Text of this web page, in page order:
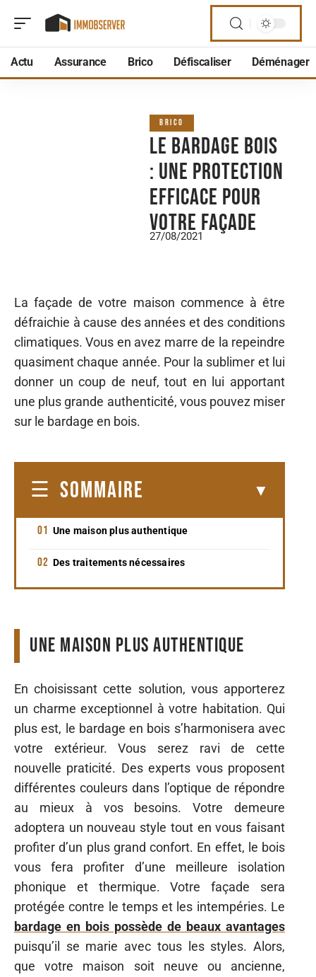
Actu Assurance Brico Défiscaliser Déménager
BRICO
Le bardage bois
: une protection
efficace pour
votre façade
27/08/2021
La façade de votre maison commence à être
défraichie à cause des années et des conditions
climatiques. Vous en avez marre de la repeindre
quasiment chaque année. Pour la sublimer et lui
donner un coup de neuf, tout en lui apportant
une plus grande authenticité, vous pouvez miser
sur le bardage en bois.
SOMMAIRE
Une maison plus authentique
Des traitements nécessaires
Une maison plus authentique
En choisissant cette solution, vous apporterez
un charme exceptionnel à votre habitation. Qui
plus est, le bardage en bois s’harmonisera avec
votre extérieur. Vous serez ravi de cette
nouvelle praticité. Des experts vous proposent
différentes couleurs dans l’optique de répondre
au mieux à vos besoins. Votre demeure
adoptera un nouveau style tout en vous faisant
profiter d’un plus grand confort. En effet, le bois
vous fera profiter d’une meilleure isolation
phonique et thermique. Votre façade sera
protégée contre le temps et les intempéries. Le
bardage en bois possède de beaux avantages
puisqu’il se marie avec tous les styles. Alors,
que votre maison soit neuve ou ancienne,